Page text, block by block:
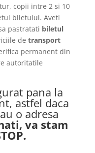
copii intre 2 si 10
biletului. Aveti
pastratati biletul
de transport
permanent din
autoritatile
pana la
astfel daca
o adresa
va stam